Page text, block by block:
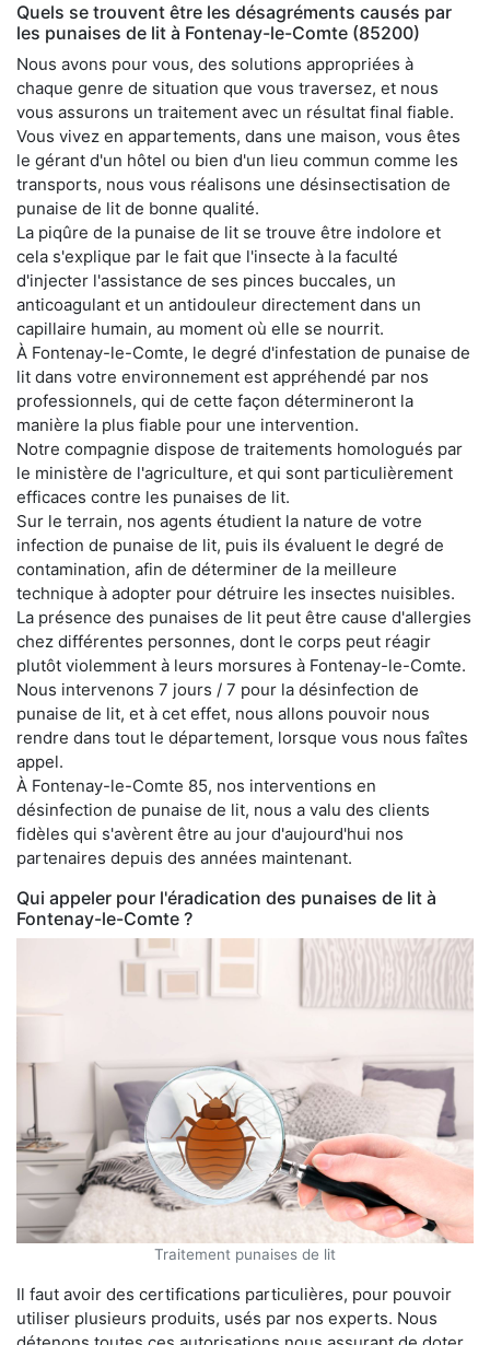
Quels se trouvent être les désagréments causés par
les punaises de lit à Fontenay-le-Comte (85200)
Nous avons pour vous, des solutions appropriées à
chaque genre de situation que vous traversez, et nous
vous assurons un traitement avec un résultat final fiable.
Vous vivez en appartements, dans une maison, vous êtes
le gérant d'un hôtel ou bien d'un lieu commun comme les
transports, nous vous réalisons une désinsectisation de
punaise de lit de bonne qualité.
La piqûre de la punaise de lit se trouve être indolore et
cela s'explique par le fait que l'insecte à la faculté
d'injecter l'assistance de ses pinces buccales, un
anticoagulant et un antidouleur directement dans un
capillaire humain, au moment où elle se nourrit.
À Fontenay-le-Comte, le degré d'infestation de punaise de
lit dans votre environnement est appréhendé par nos
professionnels, qui de cette façon détermineront la
manière la plus fiable pour une intervention.
Notre compagnie dispose de traitements homologués par
le ministère de l'agriculture, et qui sont particulièrement
efficaces contre les punaises de lit.
Sur le terrain, nos agents étudient la nature de votre
infection de punaise de lit, puis ils évaluent le degré de
contamination, afin de déterminer de la meilleure
technique à adopter pour détruire les insectes nuisibles.
La présence des punaises de lit peut être cause d'allergies
chez différentes personnes, dont le corps peut réagir
plutôt violemment à leurs morsures à Fontenay-le-Comte.
Nous intervenons 7 jours / 7 pour la désinfection de
punaise de lit, et à cet effet, nous allons pouvoir nous
rendre dans tout le département, lorsque vous nous faîtes
appel.
À Fontenay-le-Comte 85, nos interventions en
désinfection de punaise de lit, nous a valu des clients
fidèles qui s'avèrent être au jour d'aujourd'hui nos
partenaires depuis des années maintenant.
Qui appeler pour l'éradication des punaises de lit à
Fontenay-le-Comte ?
Traitement punaises de lit
Il faut avoir des certifications particulières, pour pouvoir
utiliser plusieurs produits, usés par nos experts. Nous